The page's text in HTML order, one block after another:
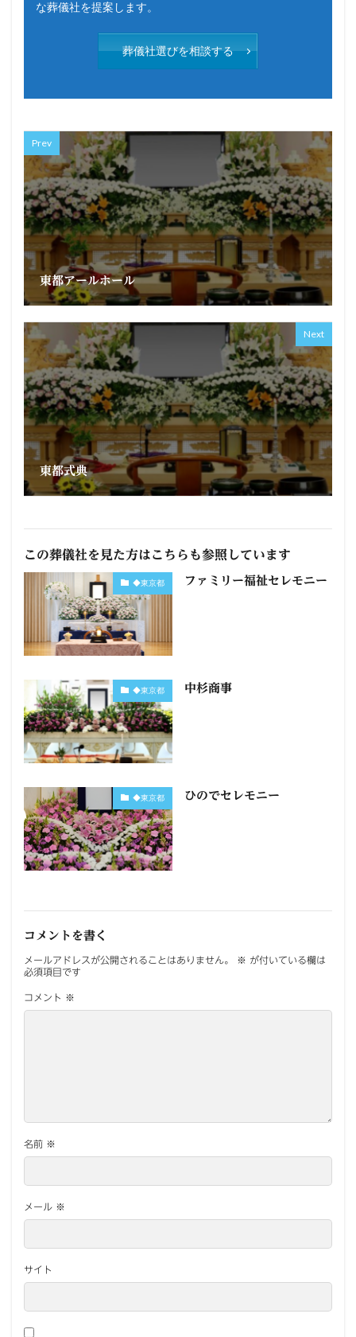
な葬儀社を提案します。
葬儀社選びを相談する
Prev
東都アールホール
Next
東都式典
この葬儀社を見た方はこちらも参照しています
◆東京都 ファミリー福祉セレモニー
◆東京都 中杉商事
◆東京都 ひのでセレモニー
コメントを書く
メールアドレスが公開されることはありません。 ※ が付いている欄は
必須項目です
コメント ※
名前 ※
メール ※
サイト